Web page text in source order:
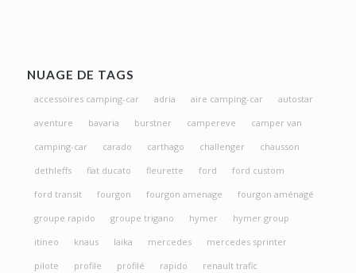
NUAGE DE TAGS
accessoires camping-car adria aire camping-car
autostar
aventure
bavaria burstner campereve
camper van
camping-car
carado carthago challenger
chausson
dethleffs
fiat ducato fleurette ford
ford custom
ford transit
fourgon fourgon amenage
fourgon aménagé
groupe rapido
groupe trigano hymer
hymer group
itineo
knaus laika mercedes
mercedes sprinter
pilote
profile profilé rapido
renault trafic